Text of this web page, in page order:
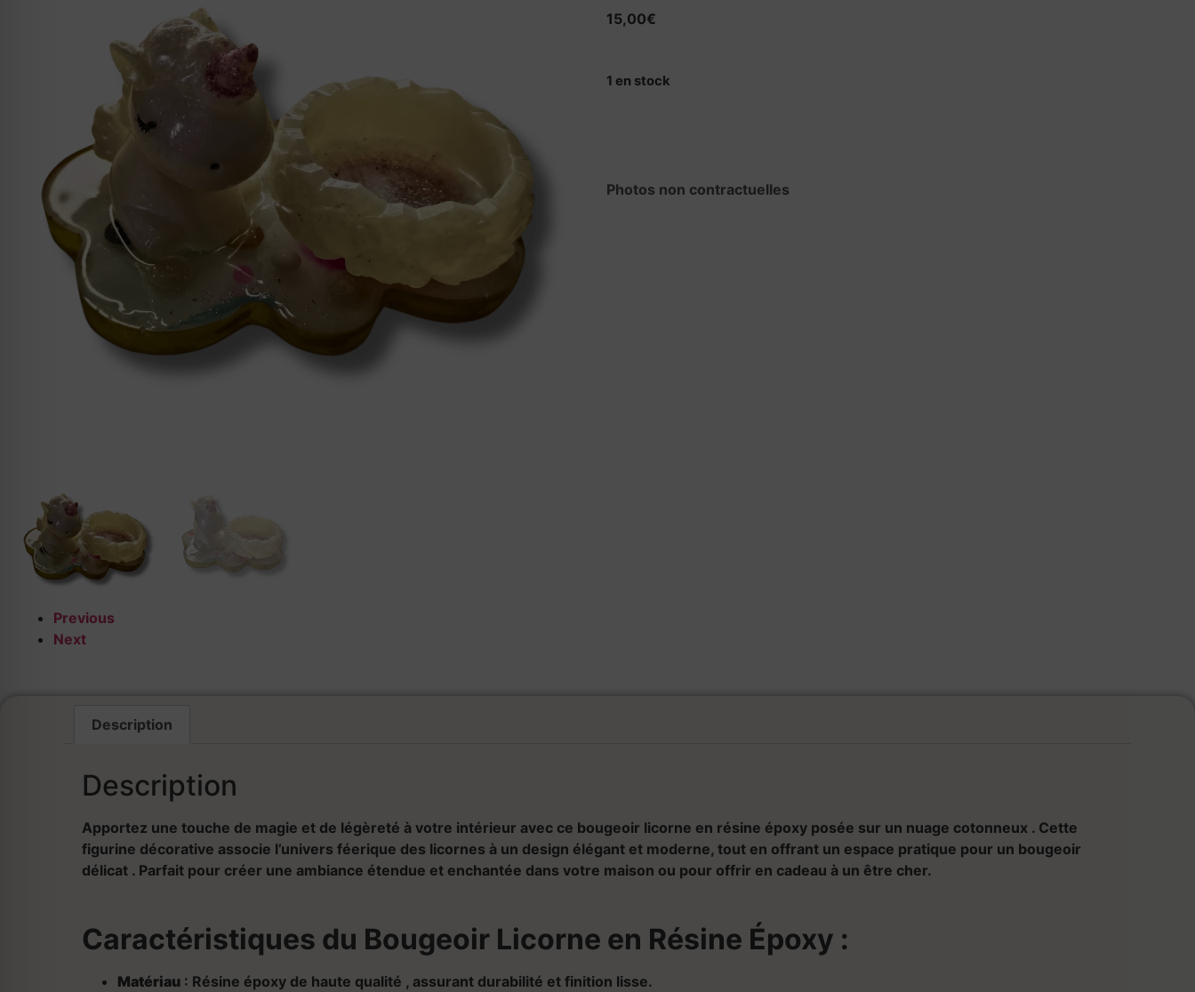
Previous
Next
15,00€
1 en stock
Photos non contractuelles
Description
Description
Apportez une touche de magie et de légèreté à votre intérieur avec ce bougeoir licorne en résine époxy posée sur un nuage cotonneux . Cette
figurine décorative associe l’univers féerique des licornes à un design élégant et moderne, tout en offrant un espace pratique pour un bougeoir
délicat . Parfait pour créer une ambiance étendue et enchantée dans votre maison ou pour offrir en cadeau à un être cher.
Caractéristiques du Bougeoir Licorne en Résine Époxy :
Matériau : Résine époxy de haute qualité , assurant durabilité et finition lisse.